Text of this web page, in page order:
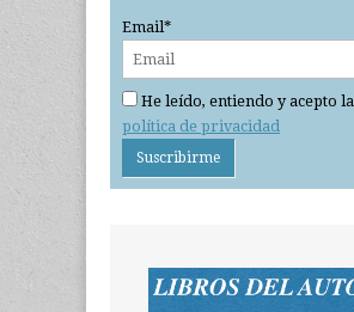
Email*
He leído, entiendo y acepto la
política de privacidad